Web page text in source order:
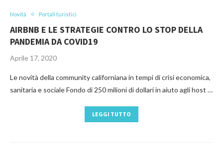
Novità Portali turistici
AIRBNB E LE STRATEGIE CONTRO LO STOP DELLA
PANDEMIA DA COVID19
Aprile 17, 2020
Le novità della community californiana in tempi di crisi economica,
sanitaria e sociale Fondo di 250 milioni di dollari in aiuto agli host …
LEGGI TUTTO